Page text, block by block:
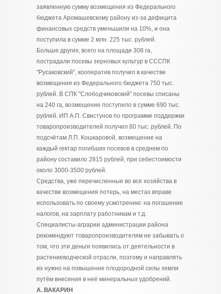
заявленную сумму возмещения из Федерального
бюджета Аромашевскому району из-за дефицита
финансовых средств уменьшили на 10%, и она
поступила в сумме 2 млн. 225 тыс. рублей.
Больше других, всего на площади 308 га,
пострадали посевы зерновых культур в СССПК
"Русаковский", кооператив получил в качестве
возмещения из Федерального бюджета 750 тыс.
рублей. В СПК "Слободчиковский" посевы списаны
на 240 га, возмещение поступило в сумме 690 тыс.
рублей. ИП А.П. Свистунов по программе поддержки
товаропроизводителей получил 80 тыс. рублей. По
подсчётам Л.П. Кошкаровой, возмещение на
каждый гектар погибших посевов в среднем по
району составило 2815 рублей, при себестоимости
около 3000-3500 рублей.
Средства, уже перечисленные во все хозяйства в
качестве возмещения потерь, на местах вправе
использовать по своему усмотрению: на погашение
налогов, на зарплату работникам и т.д.
Специалисты-аграрии администрации района
рекомендуют товаропроизводителям не забывать о
том, что эти деньги появились от деятельности в
растениеводческой отрасли, поэтому и направлять
их нужно на повышение плодородной силы земли
путём внесения в неё минеральных удобрений.
А. ВАКАРИН